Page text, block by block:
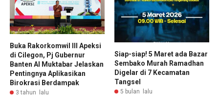
Buka Rakorkomwil III Apeksi
di Cilegon, Pj Gubernur
Banten Al Muktabar Jelaskan
Pentingnya Aplikasikan
Birokrasi Berdampak
3 tahun lalu
Siap-siap! 5 Maret ada Bazar
Sembako Murah Ramadhan
Digelar di 7 Kecamatan
Tangsel
5 bulan lalu